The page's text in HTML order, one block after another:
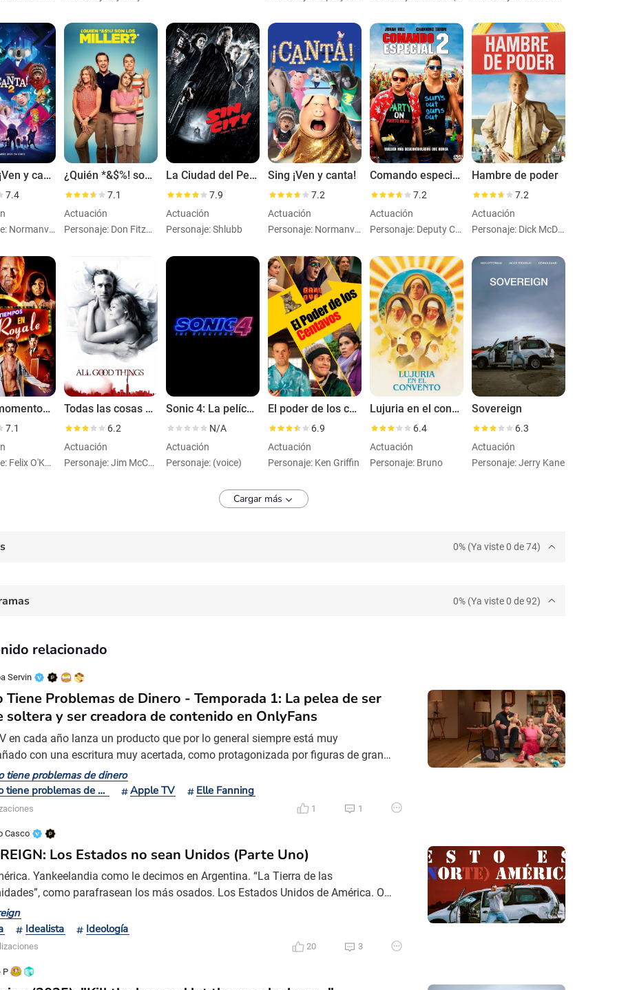
Sing 2: ¡Ven y canta de nuevo!
7.4
Personaje: Normanvoice
¿Quién *&$%! son los Miller?
7.1
Actuación
Personaje: Don Fitzgerald
La Ciudad del Pecado
7.9
Actuación
Personaje: Shlubb
Sing ¡Ven y canta!
7.2
Actuación
Personaje: Normanvoice
Comando especial 2
7.2
Actuación
Personaje: Deputy Chief Hardy
Hambre de poder
7.2
Actuación
Personaje: Dick McDonald
Malos momentos en el Hotel Royale
7.1
Personaje: Felix O'Kelly
Todas las cosas buenas
6.2
Actuación
Personaje: Jim McCarthy
Sonic 4: La película
N/A
Actuación
Personaje: (voice)
El poder de los centavos
6.9
Actuación
Personaje: Ken Griffin
Lujuria en el convento
6.4
Actuación
Personaje: Bruno
Sovereign
6.3
Actuación
Personaje: Jerry Kane
Cargar más
0% (Ya viste 0 de 74)
0% (Ya viste 0 de 92)
relacionado
Servin
Tiene Problemas de Dinero - Temporada 1: La pelea de ser
soltera y ser creadora de contenido en OnlyFans
en cada año lanza un producto que por lo general siempre está muy
con una escritura muy acertada, como protagonizada por figuras de gran
y que en esta oportunidad se suma una característica de estos tiempos
como son las adaptaciones de novelas literarias, que en líneas generales suelen
recibidas cuando llegan en formato de series, siendo Amazon Prim
tiene problemas de dinero
Margo tiene problemas de dinero
Apple TV Elle Fanning
1 1
Casco
Los Estados no sean Unidos (Parte Uno)
Yankeelandia como le decimos en Argentina. “La Tierra de las
como parafrasean los más osados. Los Estados Unidos de América. O
Unidos. O no tan unidos quizás, si lo pensamos bien. Existen
maneras de nombrar al país más popular del planeta (en mi mente rondaría
después de escribir esto el famoso “para todo lo demás, existe Mas
Idealista Ideología
20 3
P